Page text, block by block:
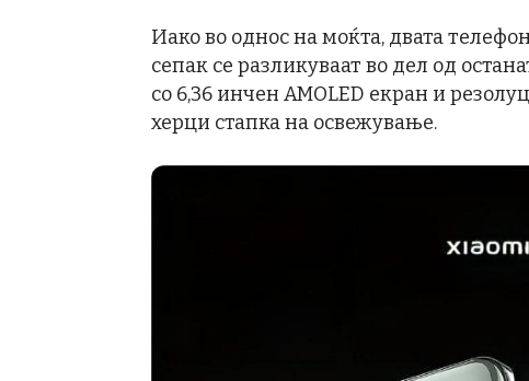
Иако во однос на моќта, двата
сепак се разликуваат во дел од
со 6,36 инчен AMOLED екран и
херци стапка на освежување.